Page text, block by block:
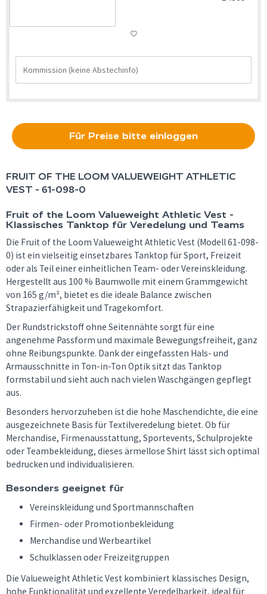
Für Preise bitte einloggen
FRUIT OF THE LOOM VALUEWEIGHT ATHLETIC
VEST - 61-098-0
Fruit of the Loom Valueweight Athletic Vest -
Klassisches Tanktop für Veredelung und Teams
Die Fruit of the Loom Valueweight Athletic Vest (Modell 61-098-
0) ist ein vielseitig einsetzbares Tanktop für Sport, Freizeit
oder als Teil einer einheitlichen Team- oder Vereinskleidung.
Hergestellt aus 100 % Baumwolle mit einem Grammgewicht
von 165 g/m², bietet es die ideale Balance zwischen
Strapazierfähigkeit und Tragekomfort.
Der Rundstrickstoff ohne Seitennähte sorgt für eine
angenehme Passform und maximale Bewegungsfreiheit, ganz
ohne Reibungspunkte. Dank der eingefassten Hals- und
Armausschnitte in Ton-in-Ton Optik sitzt das Tanktop
formstabil und sieht auch nach vielen Waschgängen gepflegt
aus.
Besonders hervorzuheben ist die hohe Maschendichte, die eine
ausgezeichnete Basis für Textilveredelung bietet. Ob für
Merchandise, Firmenausstattung, Sportevents, Schulprojekte
oder Teambekleidung, dieses ärmellose Shirt lässt sich optimal
bedrucken und individualisieren.
Besonders geeignet für
Vereinskleidung und Sportmannschaften
Firmen- oder Promotionbekleidung
Merchandise und Werbeartikel
Schulklassen oder Freizeitgruppen
Die Valueweight Athletic Vest kombiniert klassisches Design,
hohe Funktionalität und exzellente Veredelbarkeit, ideal für